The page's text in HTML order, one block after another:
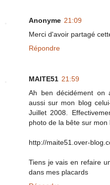
Anonyme 21:09
Merci d'avoir partagé
Répondre
MAITE51 21:59
Ah ben décidément on
aussi sur mon blog
Juillet 2008.
photo de la bête sur mon
http://maite51.over-
Tiens je vais en refaire
dans mes placards